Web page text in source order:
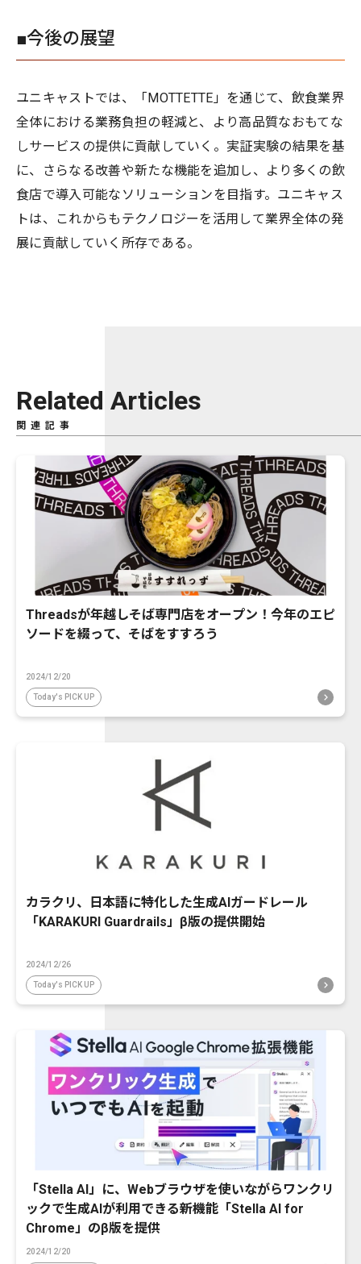
■今後の展望
ユニキャストでは、「MOTTETTE」を通じて、飲食業界
全体における業務負担の軽減と、より高品質なおもてな
しサービスの提供に貢献していく。実証実験の結果を基
に、さらなる改善や新たな機能を追加し、より多くの飲
食店で導入可能なソリューションを目指す。ユニキャス
トは、これからもテクノロジーを活用して業界全体の発
展に貢献していく所存である。
Related Articles
関連記事
Threadsが年越しそば専門店をオープン！今年のエピ
ソードを綴って、そばをすすろう
2024/12/20
Today's PICK UP
カラクリ、日本語に特化した生成AIガードレール
「KARAKURI Guardrails」β版の提供開始
2024/12/26
Today's PICK UP
「Stella AI」に、Webブラウザを使いながらワンクリ
ックで生成AIが利用できる新機能「Stella AI for
Chrome」のβ版を提供
2024/12/20